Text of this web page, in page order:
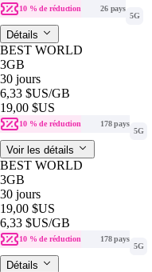
10 % de réduction
26 pays
5G
Détails
BEST WORLD
3GB
30 jours
6,33 $US/GB
19,00 $US
10 % de réduction
178 pays
5G
Voir les détails
BEST WORLD
3GB
30 jours
19,00 $US
6,33 $US/GB
10 % de réduction
178 pays
5G
Détails